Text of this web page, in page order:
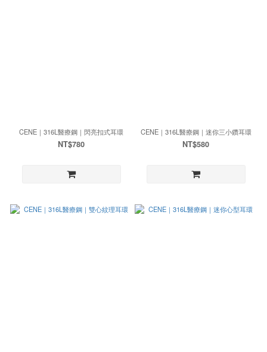
CENE｜316L醫療鋼｜閃亮扣式耳環
NT$780
CENE｜316L醫療鋼｜迷你三小鑽耳環
NT$580